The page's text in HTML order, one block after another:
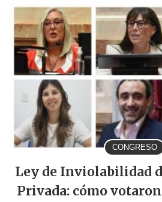
CONGRESO
Ley de Inviolabilidad
Privada: cómo